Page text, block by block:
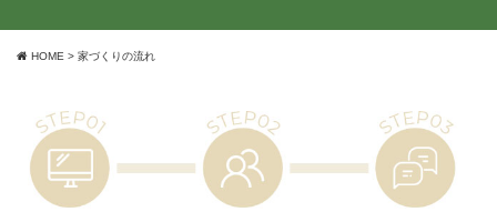
HOME > 家づくりの流れ